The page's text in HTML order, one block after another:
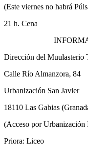
(Este viernes no habrá
21 h. Cena
Dirección del Muulasterio
Calle Río Almanzora, 84
Urbanización San Javier
18110 Las Gabias
(Acceso por Urbanización
Priora: Liceo